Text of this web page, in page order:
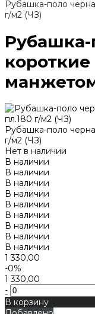
Рубашка-поло
г/м2 (ЧЗ)
Рубашка-
короткие
Рубашка-поло
г/м2 (ЧЗ)
Нет в наличии
В наличии
В наличии
В наличии
В наличии
В наличии
В наличии
В наличии
В наличии
В наличии
1 330,00
-0%
1 330,00
-
В корзину